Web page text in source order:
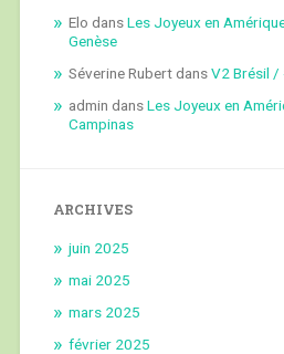
Elo dansLes Joyeux en
Genèse
Séverine RubertdansV2 Brésil /
admin dansLes Joyeux en
Campinas
ARCHIVES
juin 2025
mai 2025
mars 2025
février 2025